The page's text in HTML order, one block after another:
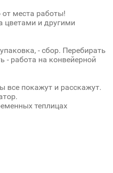
места работы!
цветами и другими
- сбор. Перебирать
- работа на конвейерной
все покажут и расскажут.
теплицах